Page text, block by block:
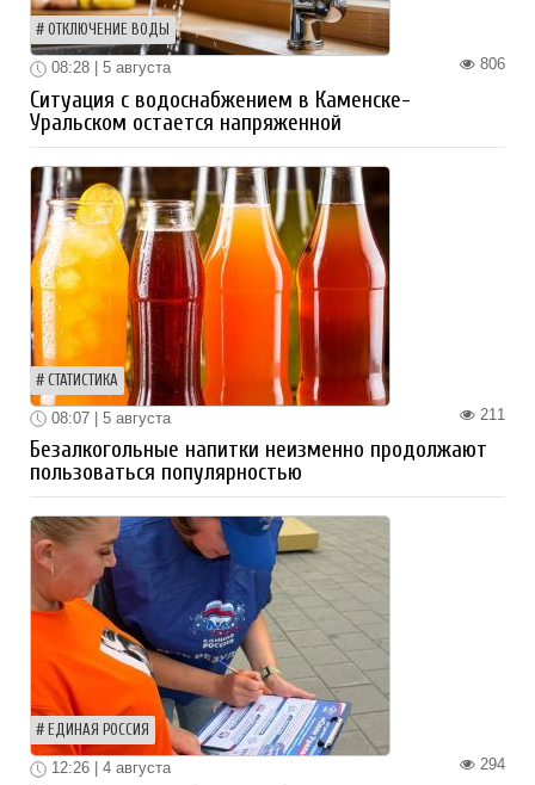
ОТКЛЮЧЕНИЕ ВОДЫ
806
08:28 | 5 августа
Ситуация с водоснабжением в Каменске-
Уральском остается напряженной
СТАТИСТИКА
211
08:07 | 5 августа
Безалкогольные напитки неизменно продолжают
пользоваться популярностью
ЕДИНАЯ РОССИЯ
294
12:26 | 4 августа